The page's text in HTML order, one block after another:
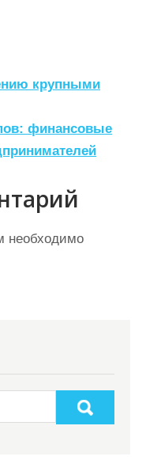
крупными
финансовые
необходимо